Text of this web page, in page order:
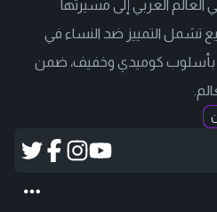
العربي إلى مسيرتها
تشمل التمييز ضد النساء في
بأسلوب كوميدي وخفيف، ضمن